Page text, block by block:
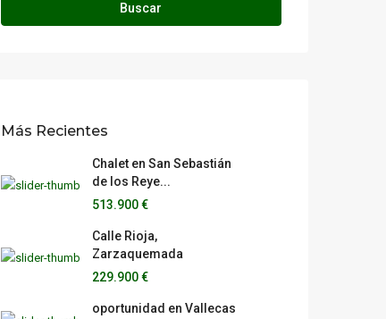
Buscar
Más Recientes
Chalet en San Sebastián
de los Reye...
513.900 €
Calle Rioja,
Zarzaquemada
229.900 €
oportunidad en Vallecas